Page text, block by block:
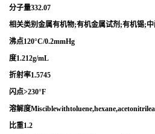
分子量332.07
相关类别金属有机物;有机金属试剂;有机锡;
沸点120°C/0.2mmHg
度1.212g/mL
折射率1.5745
闪点>230°F
溶解度
比重1.2